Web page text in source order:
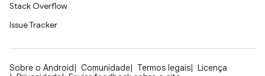
Stack Overflow
Issue Tracker
Sobre o Android Comunidade Termos legais
Licença